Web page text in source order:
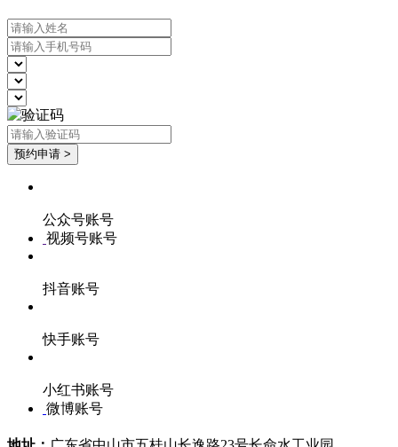
公众号账号
视频号账号
抖音账号
快手账号
小红书账号
微博账号